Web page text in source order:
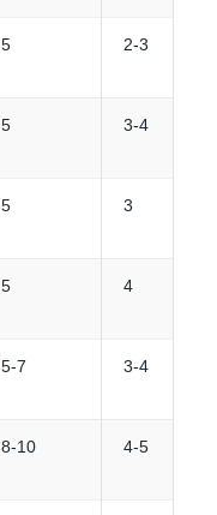
5 2-3
5 3-4
5 3
5 4
5-7 3-4
8-10 4-5